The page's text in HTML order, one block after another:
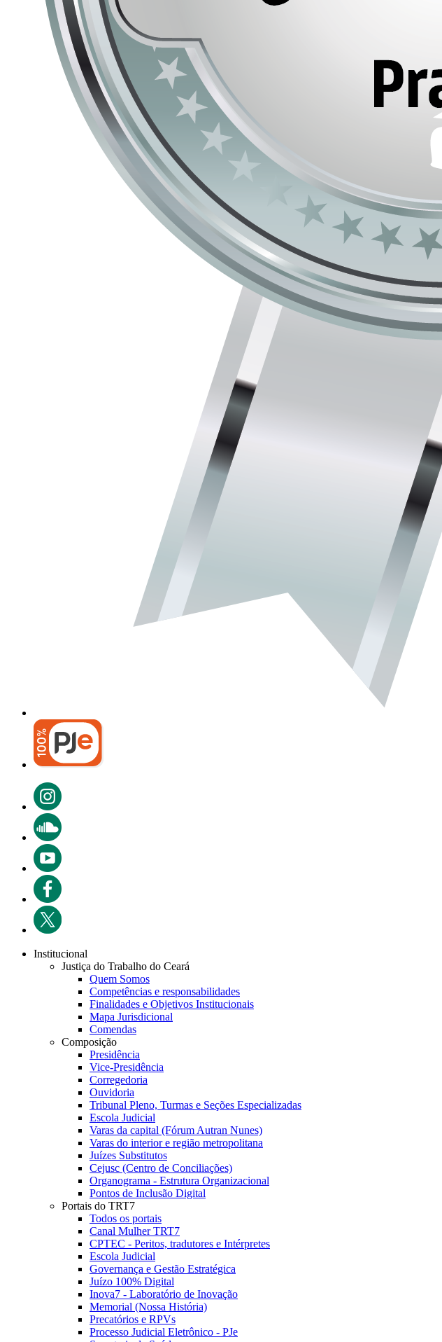
Institucional
Justiça do Trabalho do Ceará
Quem Somos
Competências e responsabilidades
Finalidades e Objetivos Institucionais
Mapa Jurisdicional
Comendas
Composição
Presidência
Vice-Presidência
Corregedoria
Ouvidoria
Tribunal Pleno, Turmas e Seções Especializadas
Escola Judicial
Varas da capital (Fórum Autran Nunes)
Varas do interior e região metropolitana
Juízes Substitutos
Cejusc (Centro de Conciliações)
Organograma - Estrutura Organizacional
Pontos de Inclusão Digital
Portais do TRT7
Todos os portais
Canal Mulher TRT7
CPTEC - Peritos, tradutores e Intérpretes
Escola Judicial
Governança e Gestão Estratégica
Juízo 100% Digital
Inova7 - Laboratório de Inovação
Memorial (Nossa História)
Precatórios e RPVs
Processo Judicial Eletrônico - PJe